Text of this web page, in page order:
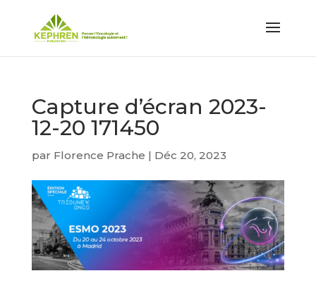
Capture d’écran 2023-
12-20 171450
par Florence Prache | Déc 20, 2023